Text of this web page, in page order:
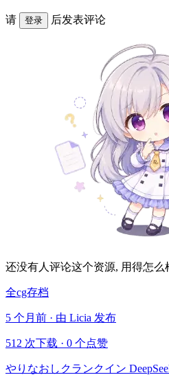
请 登录 后发表评论
还没有人评论这个资源, 用得怎么
全cg存档
5 个月前 · 由 Licia 发布
512 次下载 · 0 个点赞
やりなおしクランクイン